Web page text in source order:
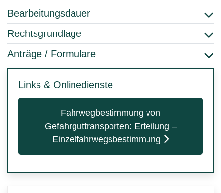
Bearbeitungsdauer
Rechtsgrundlage
Anträge / Formulare
Links & Onlinedienste
Fahrwegbestimmung von
Gefahrguttransporten: Erteilung –
Einzelfahrwegsbestimmung